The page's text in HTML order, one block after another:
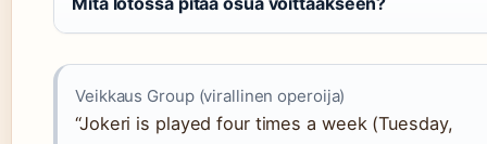
Veikkaus Group (virallinen operoija)
“Jokeri is played four times a week (Tuesday,